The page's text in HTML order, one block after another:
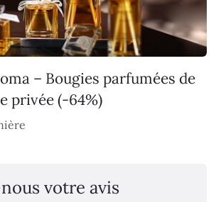
– Bougies parfumées de
privée (-64%)
votre avis